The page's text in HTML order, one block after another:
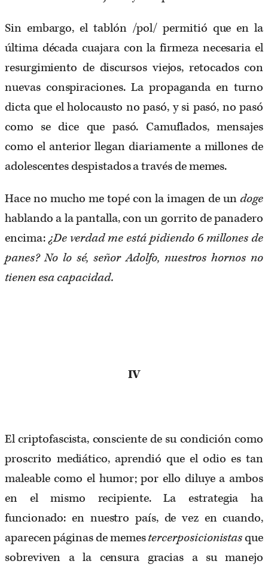
Sin embargo, el tablón /pol/ permitió que en la
última década cuajara con la firmeza necesaria el
resurgimiento de discursos viejos, retocados con
nuevas conspiraciones. La propaganda en turno
dicta que el holocausto no pasó, y si pasó, no pasó
como se dice que pasó. Camuflados, mensajes
como el anterior llegan diariamente a millones de
adolescentes despistados a través de memes.
Hace no mucho me topé con la imagen de undoge
hablando a la pantalla, con un gorrito de panadero
encima:¿De verdad me está pidiendo 6 millones de
panes? No lo sé, señor Adolfo, nuestros hornos no
tienen esa capacidad.
IV
El criptofascista, consciente de su condición como
proscrito mediático, aprendió que el odio es tan
maleable como el humor; por ello diluye a ambos
en el mismo recipiente. La estrategia ha
funcionado: en nuestro país, de vez en cuando,
aparecen páginas de memestercerposicionistasque
sobreviven a la censura gracias a su manejo